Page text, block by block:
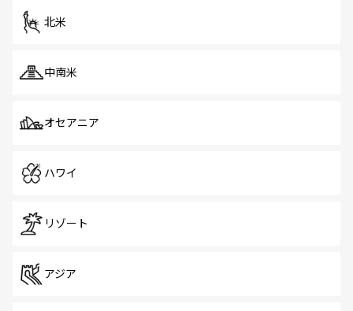
北米
中南米
オセアニア
ハワイ
リゾート
アジア